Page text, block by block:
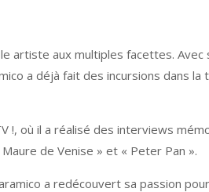
artiste aux multiples facettes.
a déjà fait des incursions dans
où il a réalisé des interviews
de Venise » et « Peter Pan ».
a redécouvert sa passion